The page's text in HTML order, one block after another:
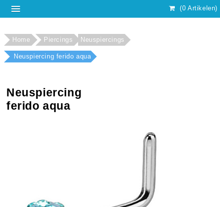
(0 Artikelen)
Home Piercings Neuspiercings
Neuspiercing ferido aqua
Neuspiercing
ferido aqua